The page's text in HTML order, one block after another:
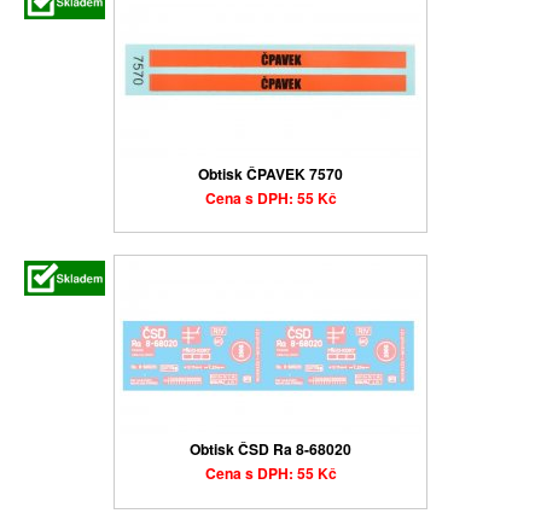
Obtisk ČPAVEK 7570
Cena s DPH: 55 Kč
Obtisk ČSD Ra 8-68020
Cena s DPH: 55 Kč